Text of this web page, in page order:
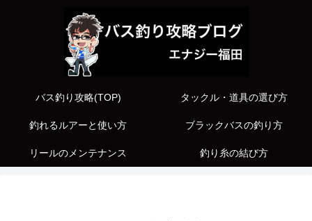
バス釣り攻略(TOP) タックル・道具の選び方
釣れるルアーと使い方 ブラックバスの釣り方
リールのメンテナンス 釣り糸の結び方